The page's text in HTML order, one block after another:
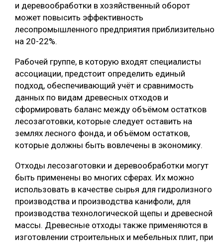
МЕБЕЛЬНОЕ ПРОИЗВОДСТВО
и деревообработки в хозяйственный оборот
может повысить эффективность
лесопромышленного предприятия приблизительно
на 20-22%.
Рабочей группе, в которую входят специалисты
ассоциации, предстоит определить единый
подход, обеспечивающий учёт и сравнимость
данных по видам древесных отходов и
сформировать баланс между объёмом остатков
лесозаготовки, которые следует оставить на
землях лесного фонда, и объёмом остатков,
которые должны быть вовлечены в экономику.
Отходы лесозаготовки и деревообработки могут
быть применены во многих сферах. Их можно
использовать в качестве сырья для гидролизного
производства и производства канифоли, для
производства технологической щепы и древесной
массы. Древесные отходы также применяются в
изготовлении строительных и мебельных плит, при